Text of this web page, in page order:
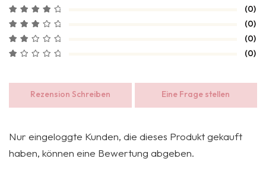
(0)
(0)
(0)
(0)
Rezension Schreiben Eine Frage stellen
Nur eingeloggte Kunden, die dieses Produkt gekauft
haben, können eine Bewertung abgeben.